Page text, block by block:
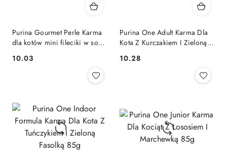
Purina Gourmet Perle Karma
dla kotów mini fileciki w sosie
Cena:
10.03
Purina One Adult Karma Dla
Kota Z Kurczakiem I Zieloną
Cena:
10.28